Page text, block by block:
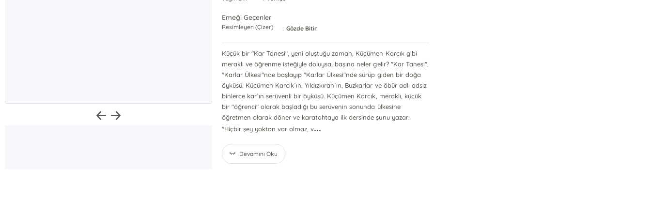
Emeği Geçenler
Resimleyen (Çizer) : Gözde Bitir
Küçük bir "Kar Tanesi", yeni oluştuğu zaman, Küçümen Karcık gibi
meraklı ve öğrenme isteğiyle doluysa, başına neler gelir? "Kar Tanesi",
"Karlar Ülkesi"nde başlayıp "Karlar Ülkesi"nde sürüp giden bir doğa
öyküsü. Küçümen Karcık´ın, Yıldızkıran´ın, Buzkarlar ve öbür adlı adsız
binlerce kar´ın serüvenli bir öyküsü. Küçümen Karcık, meraklı, küçük
bir "öğrenci" olarak başladığı bu serüvenin sonunda ülkesine
öğretmen olarak döner ve karatahtaya ilk dersinde şunu yazar:
"Hiçbir şey yoktan var olmaz, v...
Devamını Oku